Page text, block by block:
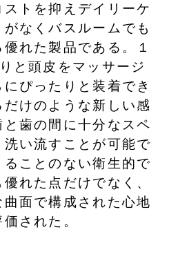
トを抑えデイリーケ
なくバスルームでも
れた製品である。１
と頭皮をマッサージ
ぴったりと装着でき
けのような新しい感
歯の間に十分なスペ
い流すことが可能で
ことのない衛生的で
れた点だけでなく、
面で構成された心地
された。